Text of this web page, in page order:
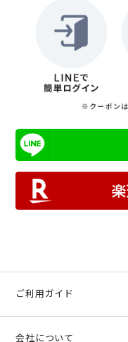
ご利用ガイド
会社について